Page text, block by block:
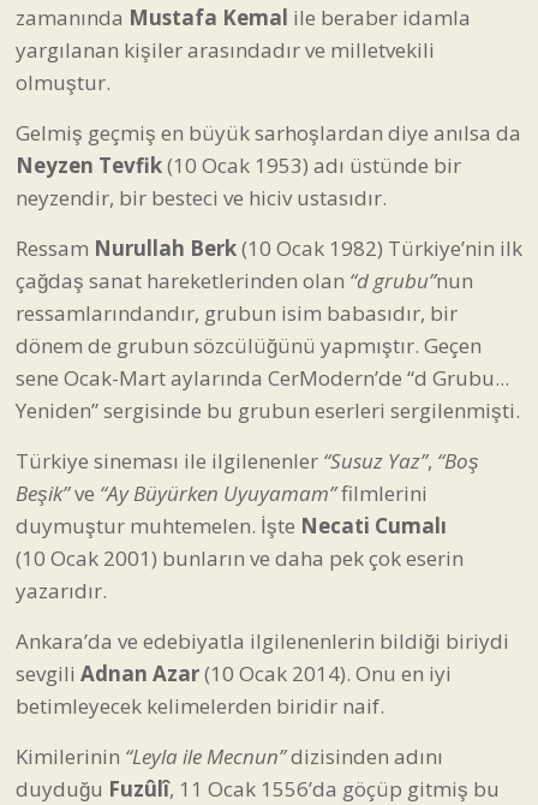
zamanında Mustafa Kemal ile beraber idamla
yargılanan kişiler arasındadır ve milletvekili
olmuştur.
Gelmiş geçmiş en büyük sarhoşlardan diye anılsa da
Neyzen Tevfik(10 Ocak 1953) adı üstünde bir
neyzendir, bir besteci ve hiciv ustasıdır.
Ressam Nurullah Berk(10 Ocak 1982) Türkiye’nin ilk
çağdaş sanat hareketlerinden olan “d grubu”nun
ressamlarındandır, grubun isim babasıdır, bir
dönem de grubun sözcülüğünü yapmıştır. Geçen
sene Ocak-Mart aylarında CerModern’de “d Grubu...
Yeniden” sergisinde bu grubun eserleri sergilenmişti.
Türkiye sineması ile ilgilenenler “Susuz Yaz”, “Boş
Beşik”ve “Ay Büyürken Uyuyamam”filmlerini
duymuştur muhtemelen. İşte Necati Cumalı
(10 Ocak 2001) bunların ve daha pek çok eserin
yazarıdır.
Ankara’da ve edebiyatla ilgilenenlerin bildiği biriydi
sevgili Adnan Azar(10 Ocak 2014). Onu en iyi
betimleyecek kelimelerden biridir naif.
Kimilerinin “Leyla ile Mecnun”dizisinden adını
duyduğu Fuzûlî, 11 Ocak 1556’da göçüp gitmiş bu